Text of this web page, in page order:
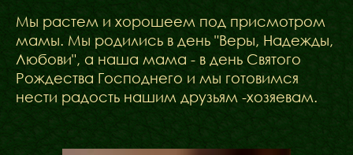
Мы растем и хорошеем под присмотром
мамы. Мы родились в день "Веры, Надежды,
Любови", а наша мама - в день Святого
Рождества Господнего и мы готовимся
нести радость нашим друзьям -хозяевам.